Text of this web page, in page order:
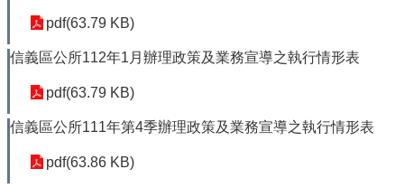
pdf(63.79 KB)
信義區公所112年1月辦理政策及業務宣導之執行情形表
pdf(63.79 KB)
信義區公所111年第4季辦理政策及業務宣導之執行情形表
pdf(63.86 KB)